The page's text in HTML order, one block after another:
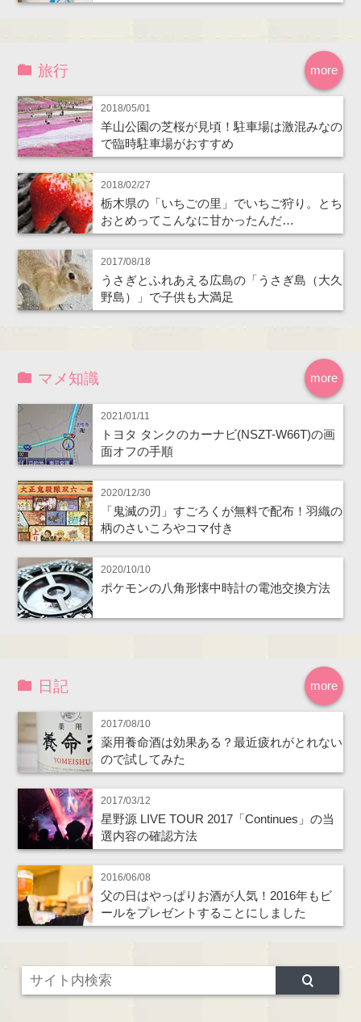
more
旅行
2018/05/01
羊山公園の芝桜が見頃！駐車場は激混みなの
で臨時駐車場がおすすめ
2018/02/27
栃木県の「いちごの里」でいちご狩り。とち
おとめってこんなに甘かったんだ…
2017/08/18
うさぎとふれあえる広島の「うさぎ島（大久
野島）」で子供も大満足
more
マメ知識
2021/01/11
トヨタ タンクのカーナビ(NSZT-W66T)の画
面オフの手順
2020/12/30
「鬼滅の刃」すごろくが無料で配布！羽織の
柄のさいころやコマ付き
2020/10/10
ポケモンの八角形懐中時計の電池交換方法
more
日記
2017/08/10
薬用養命酒は効果ある？最近疲れがとれない
ので試してみた
2017/03/12
星野源 LIVE TOUR 2017「Continues」の当
選内容の確認方法
2016/06/08
父の日はやっぱりお酒が人気！2016年もビ
ールをプレゼントすることにしました